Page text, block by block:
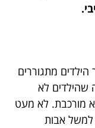
מתגוררים
שהילדים לא
מורכבת. לא מעט
למשל אבות